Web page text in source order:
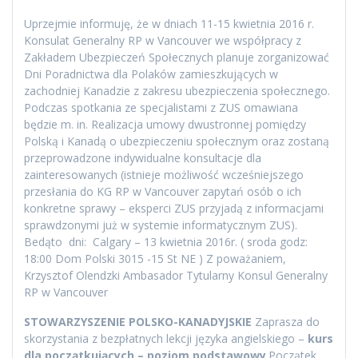
Uprzejmie informuję, że w dniach 11-15 kwietnia 2016 r.
Konsulat Generalny RP w Vancouver we współpracy z
Zakładem Ubezpieczeń Społecznych planuje zorganizować
Dni Poradnictwa dla Polaków zamieszkujących w
zachodniej Kanadzie z zakresu ubezpieczenia społecznego.
Podczas spotkania ze specjalistami z ZUS omawiana
będzie m. in. Realizacja umowy dwustronnej pomiędzy
Polską i Kanadą o ubezpieczeniu społecznym oraz zostaną
przeprowadzone indywidualne konsultacje dla
zainteresowanych (istnieje możliwość wcześniejszego
przesłania do KG RP w Vancouver zapytań osób o ich
konkretne sprawy – eksperci ZUS przyjadą z informacjami
sprawdzonymi już w systemie informatycznym ZUS).
Bedąto dni: Calgary – 13 kwietnia 2016r. ( sroda godz:
18:00 Dom Polski 3015 -15 St NE ) Z poważaniem,
Krzysztof Olendzki Ambasador Tytularny Konsul Generalny
RP w Vancouver
STOWARZYSZENIE POLSKO-KANADYJSKIE Zaprasza do
skorzystania z bezpłatnych lekcji języka angielskiego – kurs